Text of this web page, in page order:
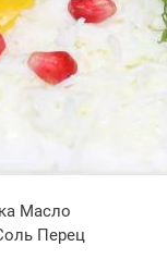
Масло
Перец